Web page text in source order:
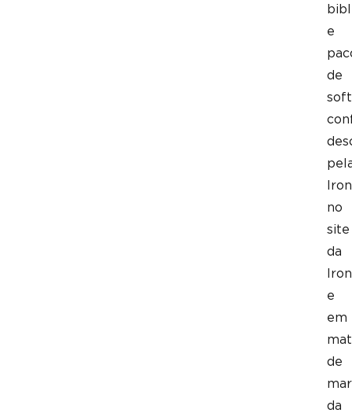
e
de
Iron
no
site
da
Iron
e
em
de
da